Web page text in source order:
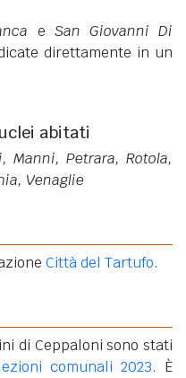
e San Giovanni Di
direttamente in un
abitati
Manni, Petrara, Rotola,
Venaglie
Città del Tartufo.
di Ceppaloni sono stati
comunali 2023. È